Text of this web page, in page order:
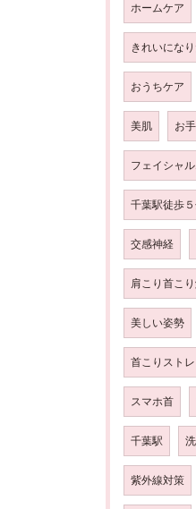
ホームケア
きれいにな
おうちケア
美肌 お
フェイシャ
千葉駅徒歩
交感神経
肩こり首こ
美しい姿勢
首こりスト
スマホ首
千葉駅
紫外線対策